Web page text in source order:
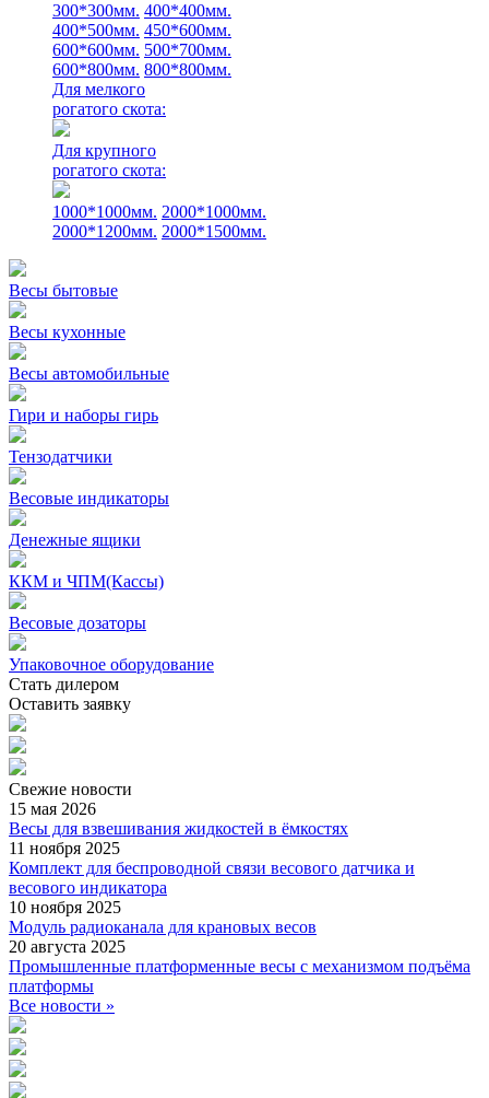
300*300мм. 400*400мм.
400*500мм. 450*600мм.
600*600мм. 500*700мм.
600*800мм. 800*800мм.
Для мелкого
рогатого скота:
Для крупного
рогатого скота:
1000*1000мм. 2000*1000мм.
2000*1200мм. 2000*1500мм.
Весы бытовые
Весы кухонные
Весы автомобильные
Гири и наборы гирь
Тензодатчики
Весовые индикаторы
Денежные ящики
ККМ и ЧПМ(Кассы)
Весовые дозаторы
Упаковочное оборудование
Стать дилером
Оставить заявку
Свежие новости
15 мая 2026
Весы для взвешивания жидкостей в ёмкостях
11 ноября 2025
Комплект для беспроводной связи весового датчика и
весового индикатора
10 ноября 2025
Модуль радиоканала для крановых весов
20 августа 2025
Промышленные платформенные весы с механизмом подъёма
платформы
Все новости »